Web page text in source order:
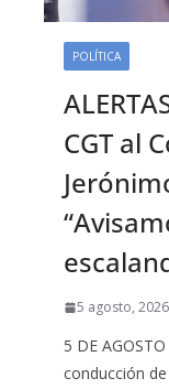
POLÍTICA
CGT al
5 agosto, 2026
5 DE
conducción